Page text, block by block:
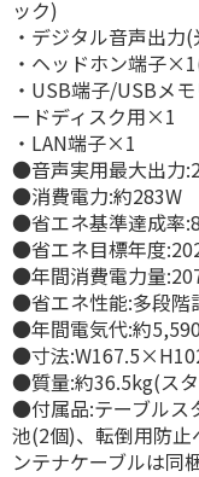
ック)
・デジタル音声出
・ヘッドホン端子
・USB端子/USBメ
ードディスク用×1
・LAN端子×1
●音声実用最大出力
●消費電力:約283W
●省エネ基準達成率
●省エネ目標年度
●年間消費電力量
●省エネ性能:多段階
●年間電気代:約
●寸法
●質量:約36.5kg(ス
●付属品:テーブルス
池(2個)、転倒用防
ンテナケーブルは同